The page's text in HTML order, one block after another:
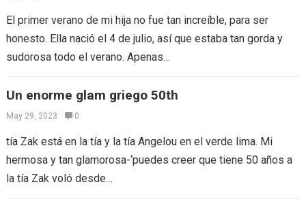
El primer verano de mi hija no fue tan increíble, para ser
honesto. Ella nació el 4 de julio, así que estaba tan gorda y
sudorosa todo el verano. Apenas…
Un enorme glam griego 50th
May 29, 2023 0
tía Zak está en la tía y la tía Angelou en el verde lima. Mi
hermosa y tan glamorosa-‘puedes creer que tiene 50 años a
la tía Zak voló desde…